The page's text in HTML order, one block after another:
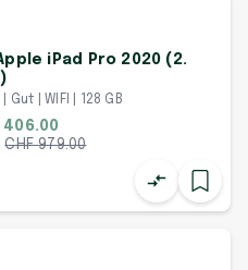
iPad Pro 2020 (2.
Gut | WIFI | 128 GB
406.00
CHF979.00